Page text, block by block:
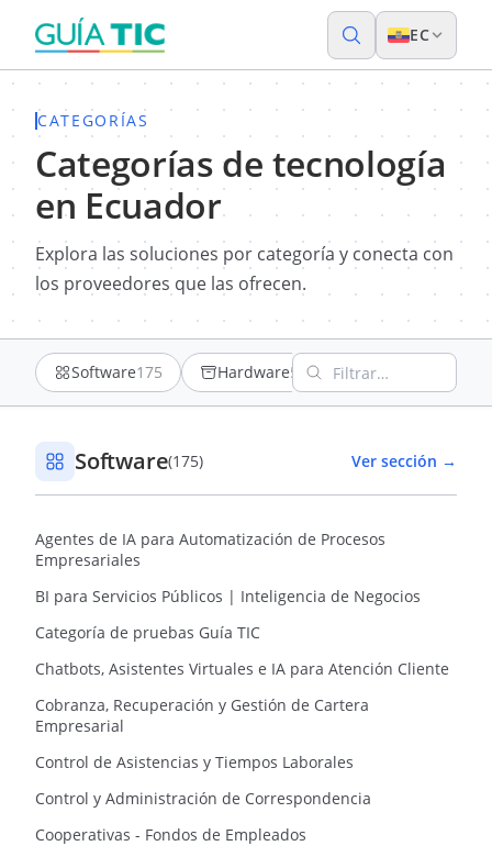
EC
CATEGORÍAS
Categorías de tecnología
en Ecuador
Explora las soluciones por categoría y conecta con
los proveedores que las ofrecen.
Software175 Hardware52 Comunicaciones
Filtrar categorías por
Software(175) Ver sección →
Agentes de IA para Automatización de Procesos
Empresariales
BI para Servicios Públicos | Inteligencia de Negocios
Categoría de pruebas Guía TIC
Chatbots, Asistentes Virtuales e IA para Atención Cliente
Cobranza, Recuperación y Gestión de Cartera
Empresarial
Control de Asistencias y Tiempos Laborales
Control y Administración de Correspondencia
Cooperativas - Fondos de Empleados